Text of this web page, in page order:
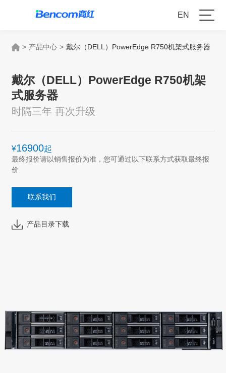
EN
> 产品中心 > 戴尔（DELL）PowerEdge R750机架式服务器
戴尔（DELL）PowerEdge R750机架
式服务器
时隔三年 再次升级
¥16900起
最终报价请以销售报价为准，您可通过以下联系方式获取最终报
价
联系我们
产品目录下载